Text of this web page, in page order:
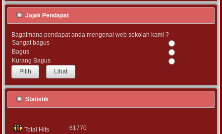
Jajak Pendapat
Bagaimana pendapat anda mengenai web sekolah kami ?
Sangat bagus
Bagus
Kurang Bagus
Lihat
Statistik
Total Hits
: 61770